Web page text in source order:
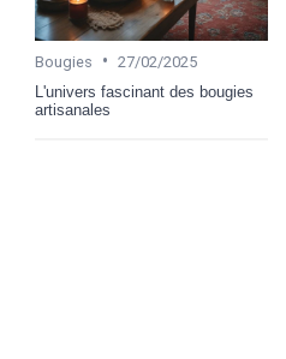
Bougies • 27/02/2025
L'univers fascinant des bougies
artisanales